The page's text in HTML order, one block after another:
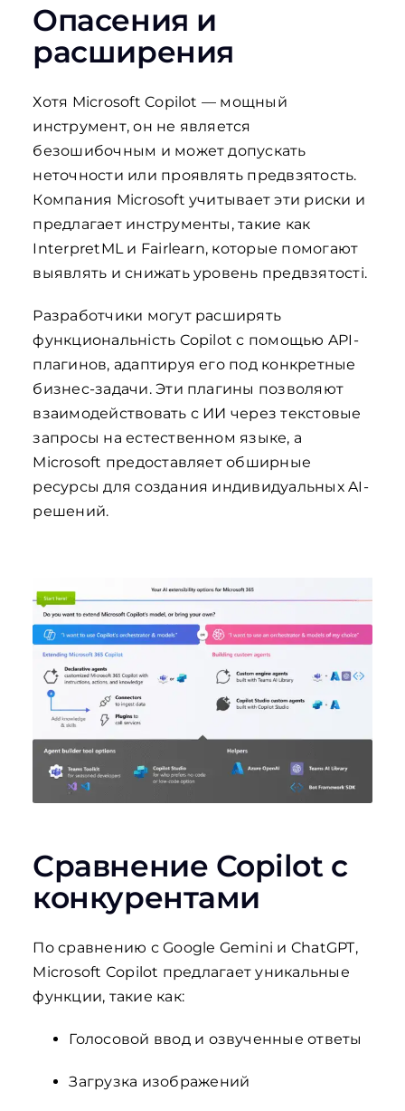
Опасения и
расширения
Хотя Microsoft Copilot — мощный
инструмент, он не является
безошибочным и может допускать
неточности или проявлять предвзятость.
Компания Microsoft учитывает эти риски и
предлагает инструменты, такие как
InterpretML и Fairlearn, которые помогают
выявлять и снижать уровень предвзятості.
Разработчики могут расширять
функциональність Copilot с помощью API-
плагинов, адаптируя его под конкретные
бизнес-задачи. Эти плагины позволяют
взаимодействовать с ИИ через текстовые
запросы на естественном языке, а
Microsoft предоставляет обширные
ресурсы для создания индивидуальных AI-
решений.
Сравнение Copilot с
конкурентами
По сравнению с Google Gemini и ChatGPT,
Microsoft Copilot предлагает уникальные
функции, такие как:
Голосовой ввод и озвученные ответы
Загрузка изображений